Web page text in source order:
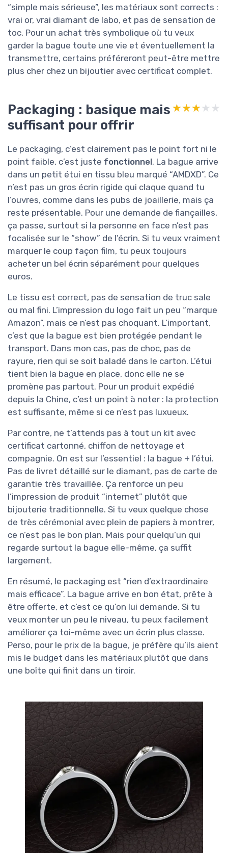
“simple mais sérieuse”, les matériaux sont corrects :
vrai or, vrai diamant de labo, et pas de sensation de
toc. Pour un achat très symbolique où tu veux
garder la bague toute une vie et éventuellement la
transmettre, certains préféreront peut-être mettre
plus cher chez un bijoutier avec certificat complet.
Packaging : basique mais
suffisant pour offrir
★★★★★
★★★★★
Le packaging, c’est clairement pas le point fort ni le
point faible, c’est juste fonctionnel. La bague arrive
dans un petit étui en tissu bleu marqué “AMDXD”. Ce
n’est pas un gros écrin rigide qui claque quand tu
l’ouvres, comme dans les pubs de joaillerie, mais ça
reste présentable. Pour une demande de fiançailles,
ça passe, surtout si la personne en face n’est pas
focalisée sur le “show” de l’écrin. Si tu veux vraiment
marquer le coup façon film, tu peux toujours
acheter un bel écrin séparément pour quelques
euros.
Le tissu est correct, pas de sensation de truc sale
ou mal fini. L’impression du logo fait un peu “marque
Amazon”, mais ce n’est pas choquant. L’important,
c’est que la bague est bien protégée pendant le
transport. Dans mon cas, pas de choc, pas de
rayure, rien qui se soit baladé dans le carton. L’étui
tient bien la bague en place, donc elle ne se
promène pas partout. Pour un produit expédié
depuis la Chine, c’est un point à noter : la protection
est suffisante, même si ce n’est pas luxueux.
Par contre, ne t’attends pas à tout un kit avec
certificat cartonné, chiffon de nettoyage et
compagnie. On est sur l’essentiel : la bague + l’étui.
Pas de livret détaillé sur le diamant, pas de carte de
garantie très travaillée. Ça renforce un peu
l’impression de produit “internet” plutôt que
bijouterie traditionnelle. Si tu veux quelque chose
de très cérémonial avec plein de papiers à montrer,
ce n’est pas le bon plan. Mais pour quelqu’un qui
regarde surtout la bague elle-même, ça suffit
largement.
En résumé, le packaging est “rien d’extraordinaire
mais efficace”. La bague arrive en bon état, prête à
être offerte, et c’est ce qu’on lui demande. Si tu
veux monter un peu le niveau, tu peux facilement
améliorer ça toi-même avec un écrin plus classe.
Perso, pour le prix de la bague, je préfère qu’ils aient
mis le budget dans les matériaux plutôt que dans
une boîte qui finit dans un tiroir.